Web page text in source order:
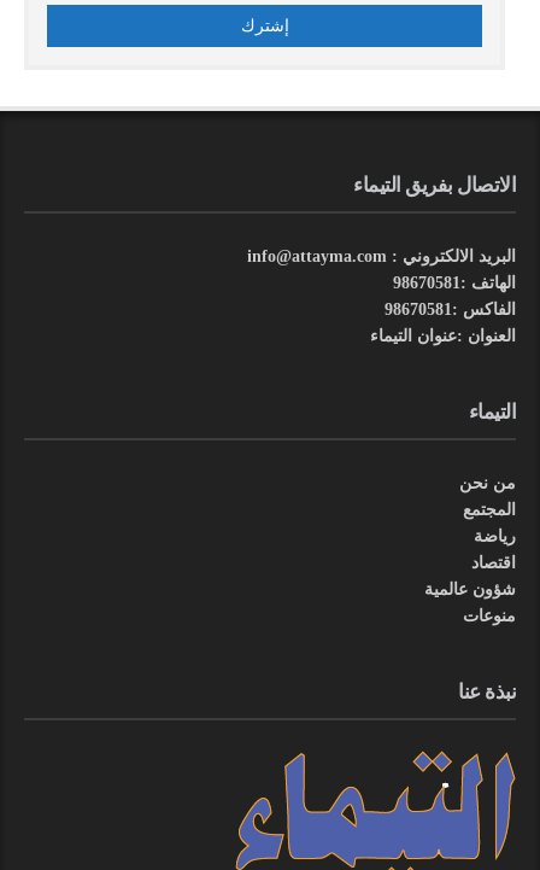
الاتصال بفريق التيماء
البريد الالكتروني : info@attayma.com
الهاتف :98670581
الفاكس :98670581
العنوان :عنوان التيماء
التيماء
من نحن
المجتمع
رياضة
اقتصاد
شؤون عالمية
منوعات
نبذة عنا